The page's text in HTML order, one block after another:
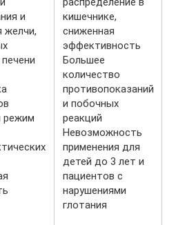
и
желчи,
режим
кишечнике,
сниженная
эффективность
Большее
количество
противопоказаний
и побочных
реакций
Невозможность
применения для
детей до 3 лет и
пациентов с
нарушениями
глотания